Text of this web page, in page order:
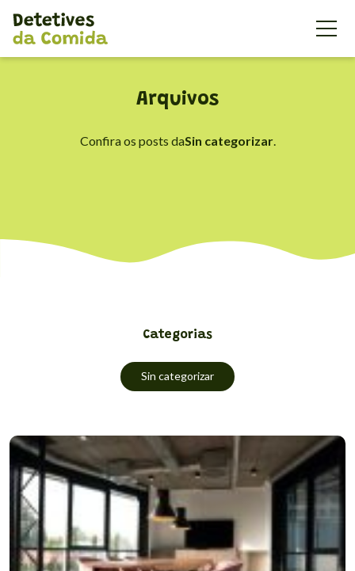
{'id': 178602, 'code': 'WFl7G7Mn
Arquivos
Confira os posts daSin categorizar.
Categorias
Sin categorizar